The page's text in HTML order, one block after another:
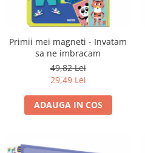
Primii mei magneti - Invatam
sa ne imbracam
49,82 Lei
29,49 Lei
ADAUGA IN COS